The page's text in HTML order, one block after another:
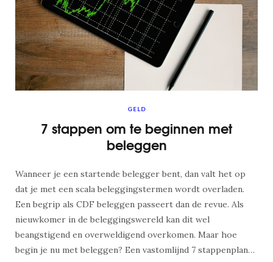
GELD
7 stappen om te beginnen met
beleggen
Wanneer je een startende belegger bent, dan valt het op
dat je met een scala beleggingstermen wordt overladen.
Een begrip als CDF beleggen passeert dan de revue. Als
nieuwkomer in de beleggingswereld kan dit wel
beangstigend en overweldigend overkomen. Maar hoe
begin je nu met beleggen? Een vastomlijnd 7 stappenplan…